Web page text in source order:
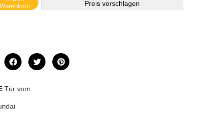
Preis vorschlagen
Tür vorn